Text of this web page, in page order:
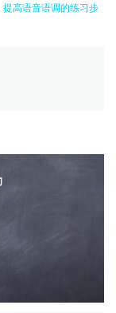
提高语音语调的练习步